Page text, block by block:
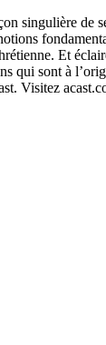
singulière de
Et
qui sont à
Visitez